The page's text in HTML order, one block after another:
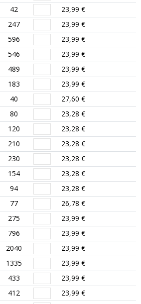
42
23,99 €
247
23,99 €
596
23,99 €
546
23,99 €
489
23,99 €
183
23,99 €
40 27,60 €
80
23,28 €
120
23,28 €
210
23,28 €
230
23,28 €
154
23,28 €
94
23,28 €
77 26,78 €
275
23,99 €
796
23,99 €
2040
23,99 €
1335
23,99 €
433
23,99 €
412
23,99 €